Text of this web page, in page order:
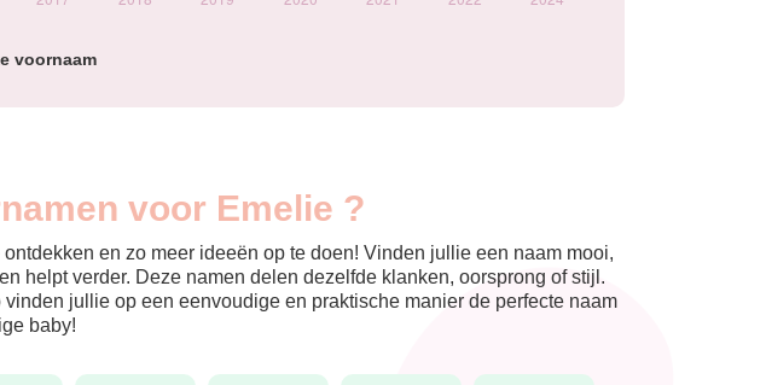
voornaam
voor Emelie ?
en zo meer ideeën op te doen! Vinden jullie een naam mooi,
helpt verder. Deze namen delen dezelfde klanken, oorsprong of stijl.
jullie op een eenvoudige en praktische manier de perfecte naam
baby!